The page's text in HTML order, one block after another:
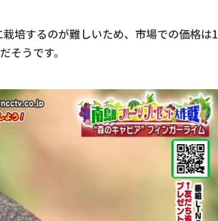
培するのが難しいため、市場での価格は1
そうです。